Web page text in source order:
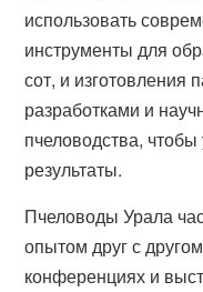
использовать
инструменты для
сот, и изготовления
разработками и
пчеловодства,
результаты.
Пчеловоды Урала
опытом друг с
конференциях и